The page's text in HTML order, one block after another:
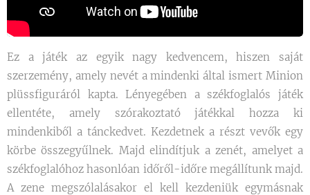
Ez a játék az egyik nagy kedvencem, hiszen saját
szerzemény, amely nevét a mindenki által ismert Minion
plüssfiguráról kapta. Lényegében a székfoglalós játék
ellentéte, amely szórakoztató játékkal hozza ki
mindenkiből a tánckedvet. Kezdetnek a részt vevők egy
körbe összegyűlnek. Majd elindítjuk a zenét, amelyet a
székfoglalóhoz hasonlóan időről-időre megállítunk majd.
A zene megszólalásakor el kell kezdeniük egymásnak